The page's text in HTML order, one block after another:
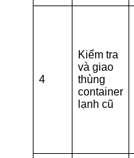
4
Kiểm tra
và giao
thùng
container
lạnh cũ